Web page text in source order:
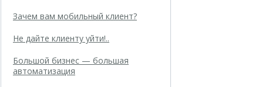
Зачем вам мобильный клиент?
Не дайте клиенту уйти!..
Большой бизнес — большая
автоматизация